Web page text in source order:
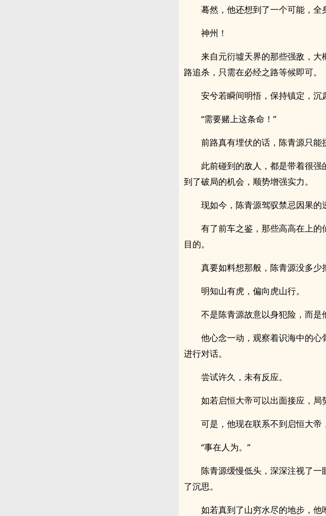
蓦然，他还想到了一个可能，全
神州！
来自元衍墟天界的那些强敌，
路追杀，只需在必经之路等候即可。
安兮若瞬间明悟，保持镇定，沉
“需要赌上这条命！”
前路真有埋伏的话，陈青源只能
此前碰到的敌人，都是带着很
到了破局的机会，顺势增强实力。
现如今，陈青源驾驭禁忌因果的
有了前车之鉴，那些高高在上
目的。
真要如料想那般，陈青源没多少
明知山有虎，偏向虎山行。
不是陈青源故意以身犯险，而是
他心念一动，观察着识海中的
进行对话。
尝试许久，未有反应。
如若启恒大帝可以出面接应，局
可是，他现在联系不到启恒大帝
“事在人为。”
陈青源缓慢低头，深深注视了
了沉思。
如若真到了山穷水尽的地步，